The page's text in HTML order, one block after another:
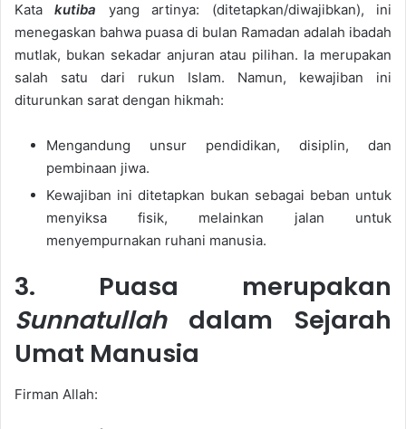
Katakutiba yang artinya: (ditetapkan/diwajibkan), ini
menegaskan bahwa puasa di bulan Ramadan adalah ibadah
mutlak, bukan sekadar anjuran atau pilihan. Ia merupakan
salah satu dari rukun Islam. Namun, kewajiban ini
diturunkan sarat dengan hikmah:
Mengandung unsur pendidikan, disiplin, dan
pembinaan jiwa.
Kewajiban ini ditetapkan bukan sebagai beban untuk
menyiksa fisik, melainkan jalan untuk
menyempurnakan ruhani manusia.
3. Puasa merupakan
Sunnatullahdalam Sejarah
Umat Manusia
Firman Allah: